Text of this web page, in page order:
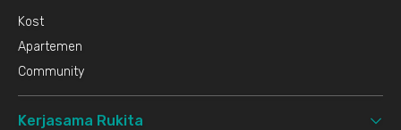
Kost
Apartemen
Community
Kerjasama Rukita